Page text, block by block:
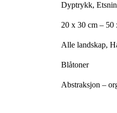
Dyptrykk,
20 x 30 cm – 50
Alle landskap,
Blåtoner
Abstraksjon –